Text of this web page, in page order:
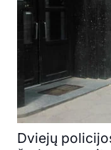
Dviejų